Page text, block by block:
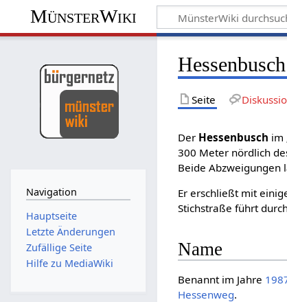
MünsterWiki
Hessenbusch
Seite
Der Hessenbusch im
300 Meter nördlich
Beide Abzweigungen
Er erschließt mit
Stichstraße führt
Name
Benannt im Jahre
Hessenweg.
Navigation
Hauptseite
Letzte Änderungen
Zufällige Seite
Hilfe zu MediaWiki